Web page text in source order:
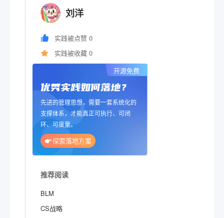
刘洋
实践被点赞 0
实践被收藏 0
开源免费
优秀实践如何落地？
先进的管理思想，需要一套系统化的
支撑体系，才能真正可执行、可闭
环、可度量。
探索落地方案
推荐阅读
BLM
CS战略